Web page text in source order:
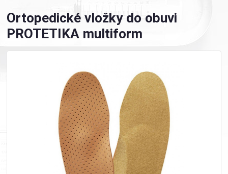
Ortopedické vložky do obuvi
PROTETIKA multiform